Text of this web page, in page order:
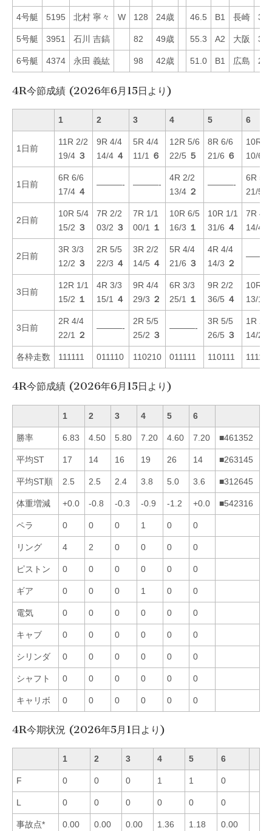
4号艇 5195 北村 寧々 W 128 24歳 46.5 B1 長崎 33
5号艇 3951 石川 吉鎬 82 49歳 55.3 A2 大阪 37
6号艇 4374 永田 義紘 98 42歳 51.0 B1 広島 29
4R今節成績 (2026年6月15日より)
1 2 3 4 5 6
1日前
11R 2/2
19/4 ３
9R 4/4
14/4 ４
5R 4/4
11/1
６
12R 5/6
22/5 ５
8R 6/6
21/6 ６
10R
10/6
1日前
6R 6/6
17/4 ４
———- ———-
4R 2/2
13/4 ２
———-
6R 5/5
21/5
2日前
10R 5/4
15/2 ３
7R 2/2
03/2 ３
7R 1/1
00/1
１
10R 6/5
16/3 １
10R 1/1
31/6 ４
7R 4/4
14/4
2日前
3R 3/3
12/2 ３
2R 5/5
22/3 ４
3R 2/2
14/5 ４
5R 4/4
21/6 ３
4R 4/4
14/3 ２
3日前
12R 1/1
15/2 １
4R 3/3
15/1
４
9R 4/4
29/3 ２
6R 3/3
25/1
１
9R 2/2
36/5 ４
10R
13/1
3日前
2R 4/4
22/1
２
———-
2R 5/5
25/2 ３
———-
3R 5/5
26/5 ３
1R 2/2
14/2
各枠走数 111111 011110 110210 011111 110111 111110
4R今節成績 (2026年6月15日より)
1 2 3 4 5 6
勝率 6.83 4.50 5.80 7.20 4.60 7.20 ■461352
平均ST 17 14 16 19 26 14 ■263145
平均ST順 2.5 2.5 2.4 3.8 5.0 3.6 ■312645
体重増減 +0.0 -0.8 -0.3 -0.9 -1.2 +0.0 ■542316
ペラ 0 0 0 1 0 0
リング 4 2 0 0 0 0
ピストン 0 0 0 0 0 0
ギア 0 0 0 1 0 0
電気 0 0 0 0 0 0
キャブ 0 0 0 0 0 0
シリンダ 0 0 0 0 0 0
シャフト 0 0 0 0 0 0
キャリボ 0 0 0 0 0 0
4R今期状況 (2026年5月1日より)
1 2 3 4 5 6
F 0 0 0 1 1 0
L 0 0 0 0 0 0
事故点* 0.00 0.00 0.00 1.36 1.18 0.00